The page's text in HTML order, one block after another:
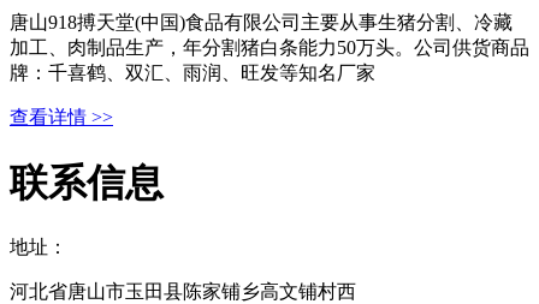
唐山918搏天堂(中国)食品有限公司主要从事生猪分割、冷藏
加工、肉制品生产，年分割猪白条能力50万头。公司供货商品
牌：千喜鹤、双汇、雨润、旺发等知名厂家
查看详情 >>
联系信息
地址：
河北省唐山市玉田县陈家铺乡高文铺村西